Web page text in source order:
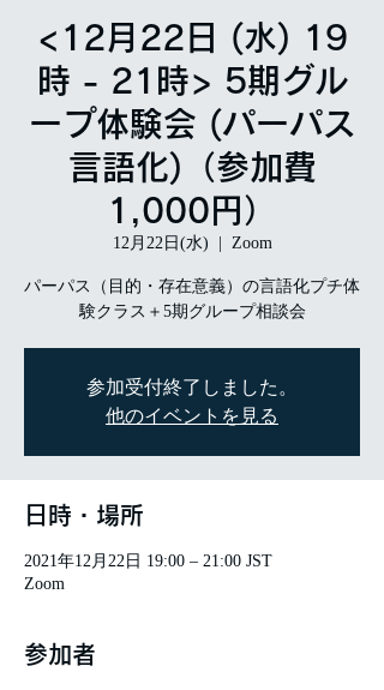
<12月22日 (水) 19
時 - 21時> 5期グル
ープ体験会 (パーパス
言語化)（参加費
1,000円）
12月22日(水) Zoom
パーパス（目的・存在意義）の言語化プチ体
験クラス＋5期グループ相談会
参加受付終了しました。
他のイベントを見る
日時・場所
2021年12月22日 19:00 – 21:00 JST
Zoom
参加者